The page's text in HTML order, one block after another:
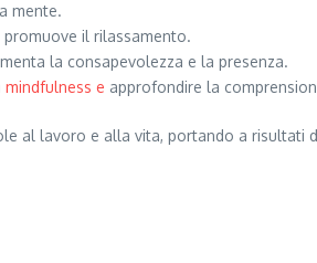
mente.
il rilassamento.
la consapevolezza e la presenza.
mindfulness e approfondire la
al lavoro e alla vita, portando a risultati